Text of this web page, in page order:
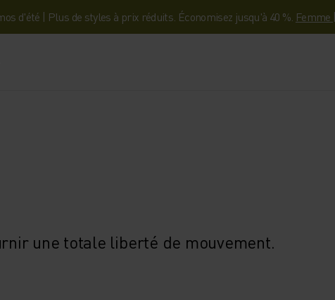
d'été | Plus de styles à prix réduits. Économisez jusqu'à 40 %. Femme |
une totale liberté de mouvement.